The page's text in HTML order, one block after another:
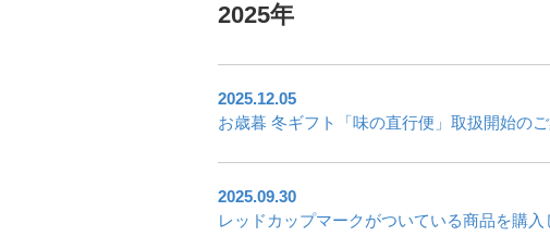
2025年
2025.12.05
お歳暮 冬ギフト「味の直行便」取扱開始の
2025.09.30
レッドカップマークがついている商品を購入